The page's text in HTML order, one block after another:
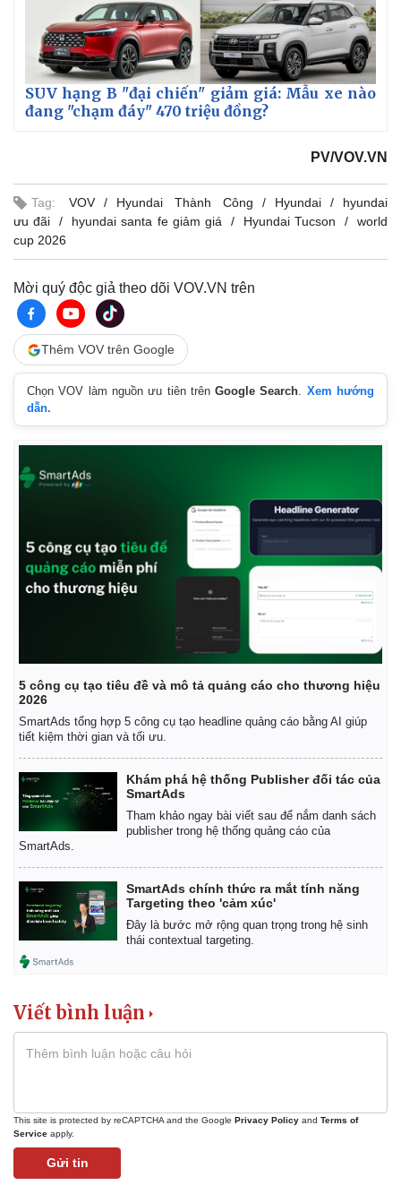
Kinh tế
Bất động sản
Khởi nghiệp
Giá vàng
Tỷ giá
Chứng khoán
SUV hạng B "đại chiến" giảm giá: Mẫu xe nào
đang "chạm đáy" 470 triệu đồng?
PV/VOV.VN
Tag: VOV Hyundai Thành Công Hyundai
hyundai
ưu đãi
hyundai santa fe giảm giá Hyundai Tucson
world
cup 2026
Mời quý độc giả theo dõi VOV.VN trên
Thêm VOV trên Google
Chọn VOV làm nguồn ưu tiên trênGoogle Search. Xem hướng
dẫn.
5 công cụ tạo tiêu đề và mô tả quảng cáo cho thương hiệu
2026
SmartAds tổng hợp 5 công cụ tạo headline quảng cáo bằng AI giúp
tiết kiệm thời gian và tối ưu.
Khám phá hệ thống Publisher đối tác của
SmartAds
Tham khảo ngay bài viết sau để nắm danh sách
publisher trong hệ thống quảng cáo của
SmartAds.
SmartAds chính thức ra mắt tính năng
Targeting theo 'cảm xúc'
Đây là bước mở rộng quan trọng trong hệ sinh
thái contextual targeting.
Viết bình luận
This site is protected by reCAPTCHA and the Google Privacy Policy and Terms of
Service apply.
Gửi tin